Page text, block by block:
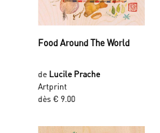
Food Around The World
de Lucile Prache
Artprint
dès € 9.00